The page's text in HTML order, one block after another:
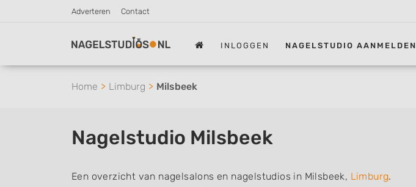
Adverteren Contact
INLOGGEN NAGELSTUDIO AANMELDEN
Home Limburg Milsbeek
Nagelstudio Milsbeek
Een overzicht van nagelsalons en nagelstudios in Milsbeek, Limburg.